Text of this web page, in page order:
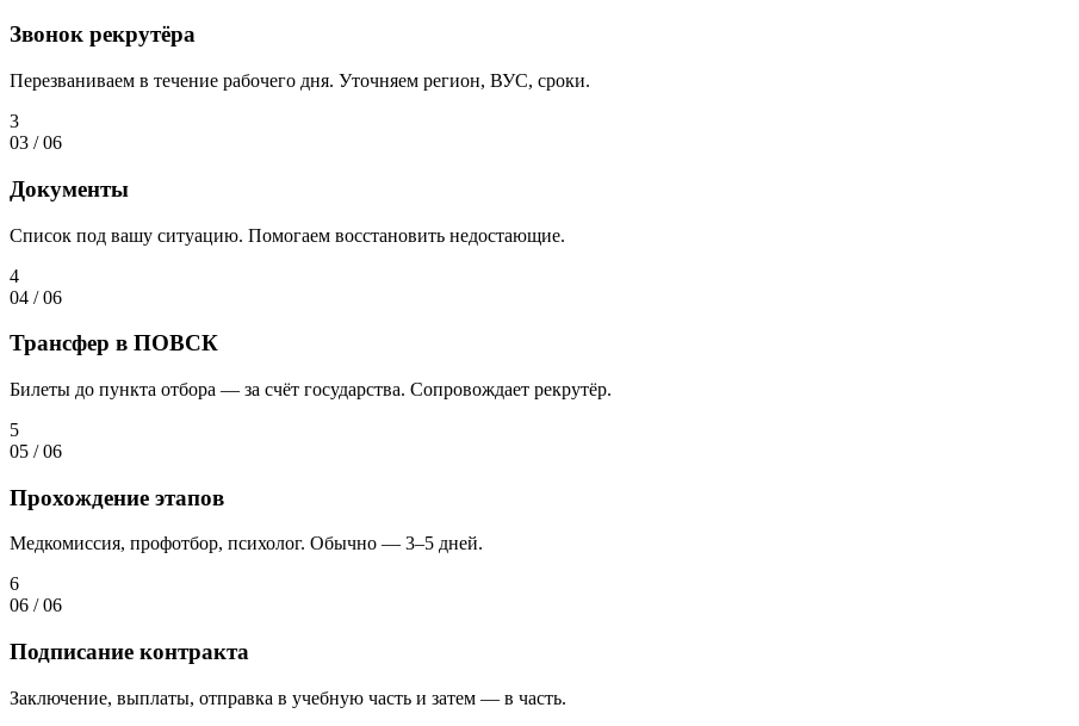
Звонок рекрутёра
Перезваниваем в течение рабочего дня. Уточняем регион, ВУС, сроки.
3
03 /06
Документы
Список под вашу ситуацию. Помогаем восстановить недостающие.
4
04 /06
Трансфер в ПОВСК
Билеты до пункта отбора — за счёт государства. Сопровождает рекрутёр.
5
05 /06
Прохождение этапов
Медкомиссия, профотбор, психолог. Обычно — 3–5 дней.
6
06 /06
Подписание контракта
Заключение, выплаты, отправка в учебную часть и затем — в часть.